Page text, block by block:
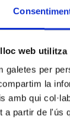
web utilitza
galetes per
la
amb qui
a partir de l'ús